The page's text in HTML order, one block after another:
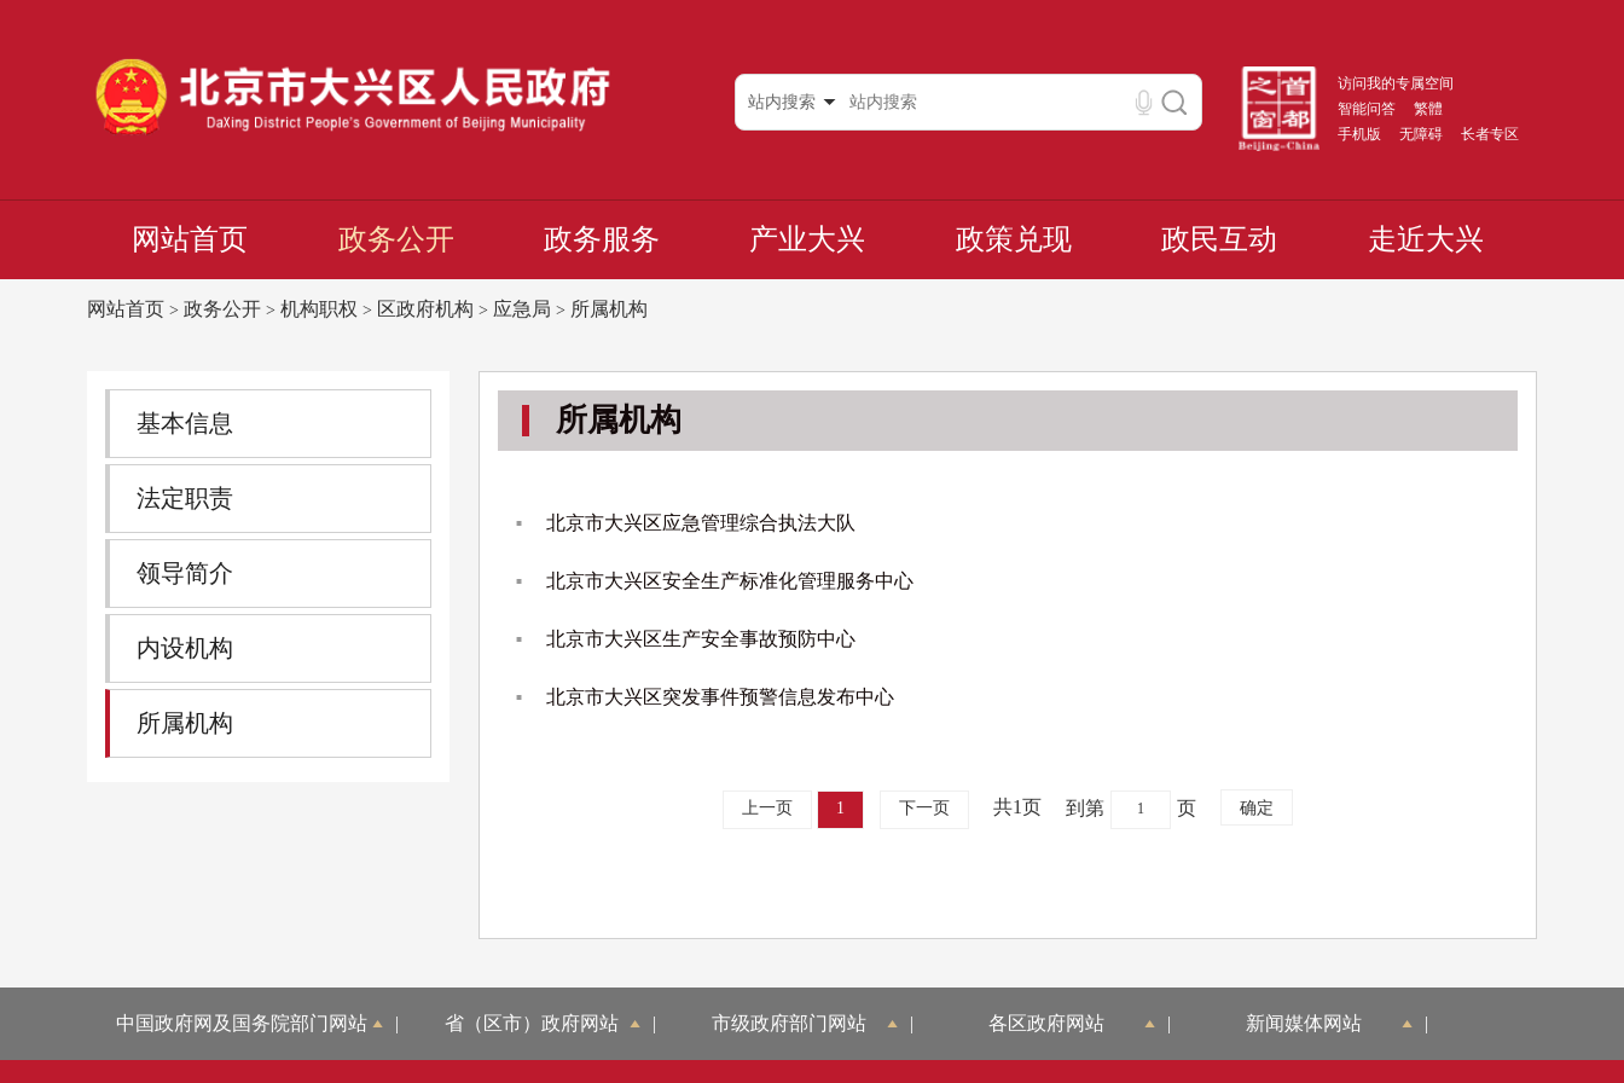
访问我的专属空间
智能问答
繁體
手机版
无障碍 长者专区
站内搜索
网站首页 政务公开 政务服务 产业大兴 政策兑现 政民互动 走近大兴
网站首页 > 政务公开 > 机构职权 > 区政府机构 > 应急局 > 所属机构
基本信息
法定职责
领导简介
内设机构
所属机构
所属机构
北京市大兴区应急管理综合执法大队
北京市大兴区安全生产标准化管理服务中心
北京市大兴区生产安全事故预防中心
北京市大兴区突发事件预警信息发布中心
上一页 1 下一页 共1页 到第 页
中国政府网及国务院部门网站 | 省（区市）政府网站 | 市级政府部门网站 | 各区政府网站 | 新闻媒体网站 |